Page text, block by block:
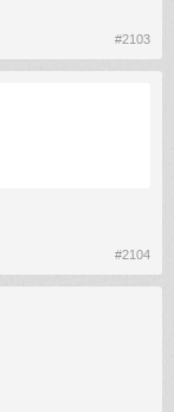
#2103
#2104